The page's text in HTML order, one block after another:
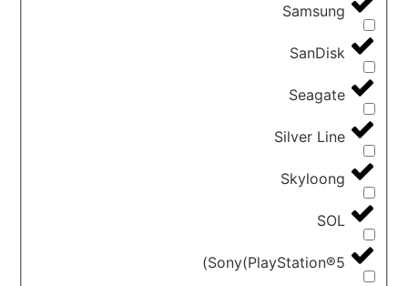
Samsung
SanDisk
Seagate
Silver Line
Skyloong
SOL
Sony(PlayStation®5)